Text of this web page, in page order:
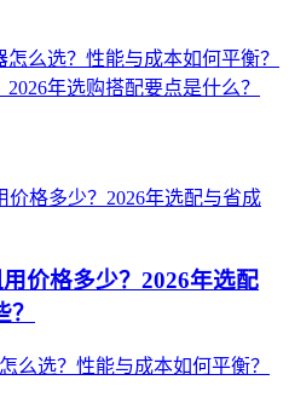
怎么选？性能与成本如何平衡？
年选购搭配要点是什么？
价格多少？2026年选配